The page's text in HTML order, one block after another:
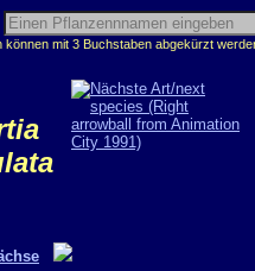
können mit 3 Buchstaben abgekürzt